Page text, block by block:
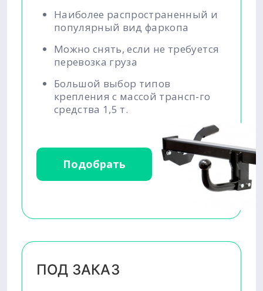
Наиболее распространенный и
популярный вид фаркопа
Можно снять, если не требуется
перевозка груза
Большой выбор типов
крепления с массой трансп-го
средства 1,5 т.
Подобрать
ПОД ЗАКАЗ